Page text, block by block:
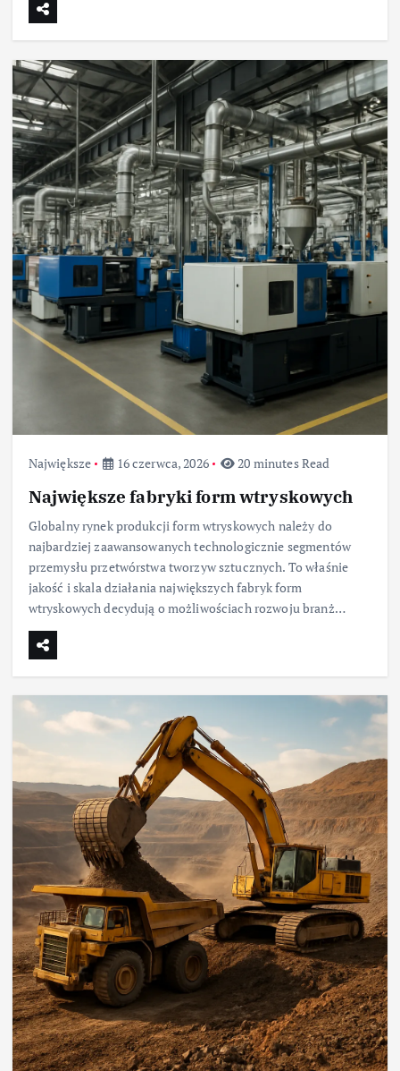
Największe 16 czerwca, 2026 20 minutes Read
Największe fabryki form wtryskowych
Globalny rynek produkcji form wtryskowych należy do
najbardziej zaawansowanych technologicznie segmentów
przemysłu przetwórstwa tworzyw sztucznych. To właśnie
jakość i skala działania największych fabryk form
wtryskowych decydują o możliwościach rozwoju branż…